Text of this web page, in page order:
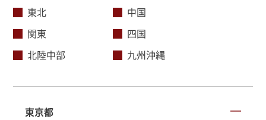
東北
関東
北陸中部
中国
四国
九州沖縄
東京都